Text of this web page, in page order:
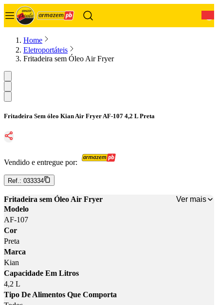
Home
Eletroportáteis
Fritadeira sem Óleo Air Fryer
Fritadeira Sem óleo Kian Air Fryer AF-107 4,2 L Preta
Vendido e entregue por:
Ref.: 033334
Fritadeira sem Óleo Air Fryer
Ver mais
Modelo
AF-107
Cor
Preta
Marca
Kian
Capacidade Em Litros
4,2 L
Tipo De Alimentos Que Comporta